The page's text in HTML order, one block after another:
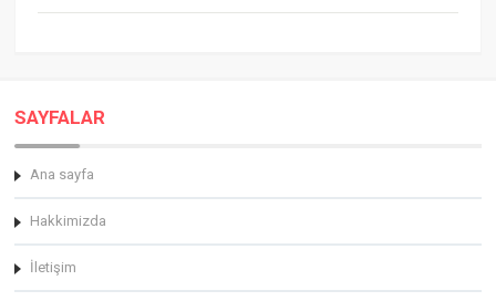
SAYFALAR
Ana sayfa
Hakkimizda
İletişim